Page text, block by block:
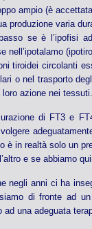
ampio (è
produzione varia
se è l’ipofisi
nell’ipotalamo
tiroidei circolanti
o nel trasporto
azione nei tessuti.
di FT3 e
è in realtà solo un
e se abbiamo
negli anni ci ha
di fronte ad
una adeguata